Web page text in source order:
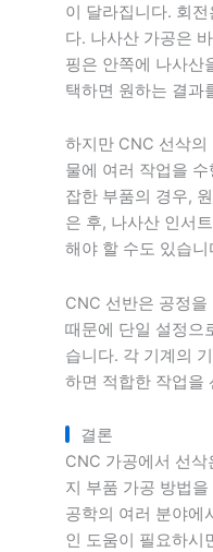
이 달라집니다. 회
다. 나사산 가공은
핑은 안쪽에 나사산
택하면 원하는 결과
하지만 CNC 선삭
물에 여러 작업을
잡한 부품의 경우,
은 후, 나사산 인서
해야 할 수도 있습니
CNC 선반은 공정
때문에 단일 설정으
습니다. 각 기계의
하면 적합한 작업을
결론
CNC 가공에서 선
지 부품 가공 방법
공학의 여러 분야에
인 도움이 필요하시